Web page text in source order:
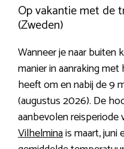
Op vakantie met de
(Zweden)
Wanneer je naar
manier in aanraking
heeft om en nabij de 9
(augustus 2026). De
aanbevolen reisperiode
Vilhelminais maart, juni